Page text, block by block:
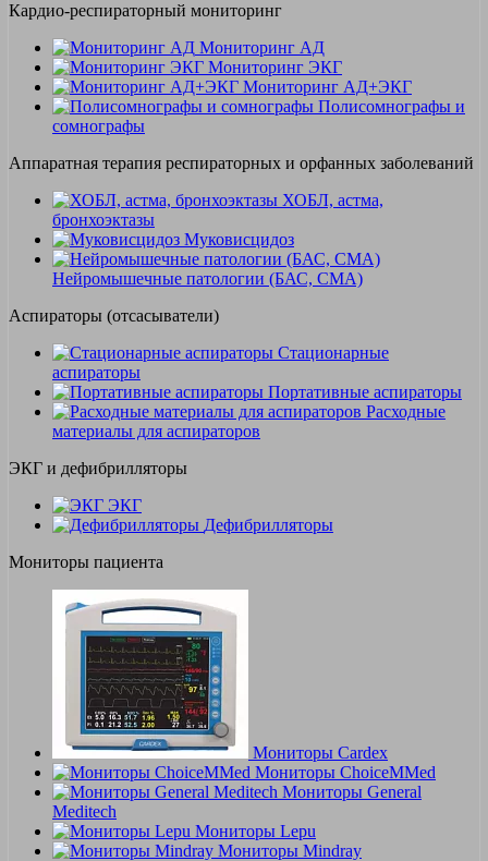
Кардио-респираторный мониторинг
Мониторинг АД
Мониторинг ЭКГ
Мониторинг АД+ЭКГ
Полисомнографы и
сомнографы
Аппаратная терапия респираторных и орфанных заболеваний
ХОБЛ, астма,
бронхоэктазы
Муковисцидоз
Нейромышечные патологии (БАС, СМА)
Аспираторы (отсасыватели)
Стационарные
аспираторы
Портативные аспираторы
Расходные
материалы для аспираторов
ЭКГ и дефибрилляторы
ЭКГ
Дефибрилляторы
Мониторы пациента
Мониторы Cardex
Мониторы ChoiceMMed
Мониторы General
Meditech
Мониторы Lepu
Мониторы Mindray